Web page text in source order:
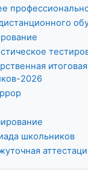
2026
школьников